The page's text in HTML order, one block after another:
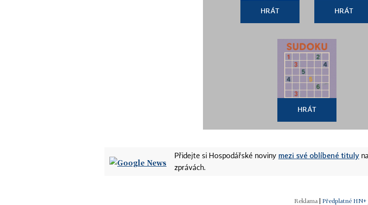
HRÁT HRÁT
HRÁT
Přidejte si Hospodářské noviny mezi své oblíbené tituly
zprávách.
| Předplatné HN+